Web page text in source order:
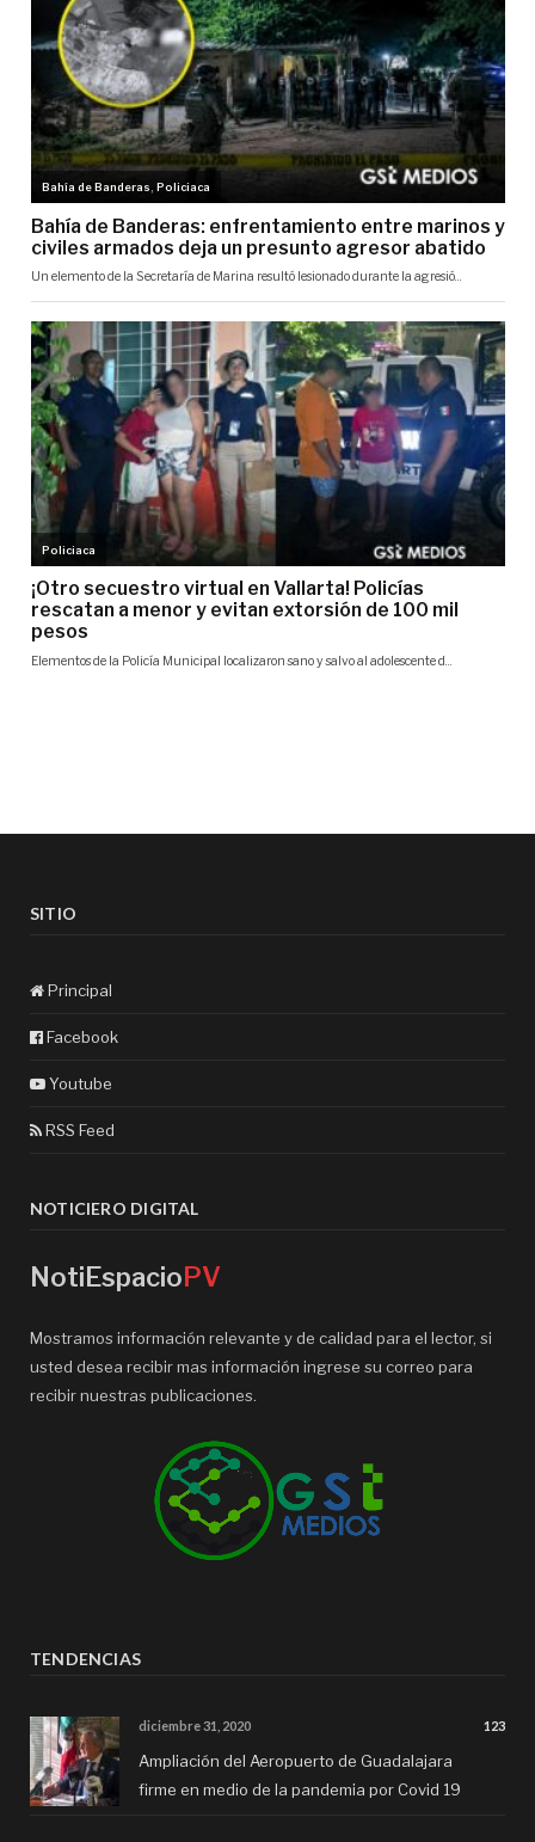
SITIO
Principal
Facebook
Youtube
RSS Feed
NOTICIERO DIGITAL
NotiEspacioPV
Mostramos información relevante y de calidad para el lector, si
usted desea recibir mas información ingrese su correo para
recibir nuestras publicaciones.
TENDENCIAS
diciembre 31, 2020 123
Ampliación del Aeropuerto de Guadalajara
firme en medio de la pandemia por Covid 19